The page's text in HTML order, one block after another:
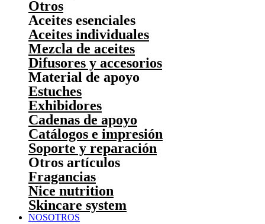
Otros
Aceites esenciales
Aceites individuales
Mezcla de aceites
Difusores y accesorios
Material de apoyo
Estuches
Exhibidores
Cadenas de apoyo
Catálogos e impresión
Soporte y reparación
Otros artículos
Fragancias
Nice nutrition
Skincare system
NOSOTROS